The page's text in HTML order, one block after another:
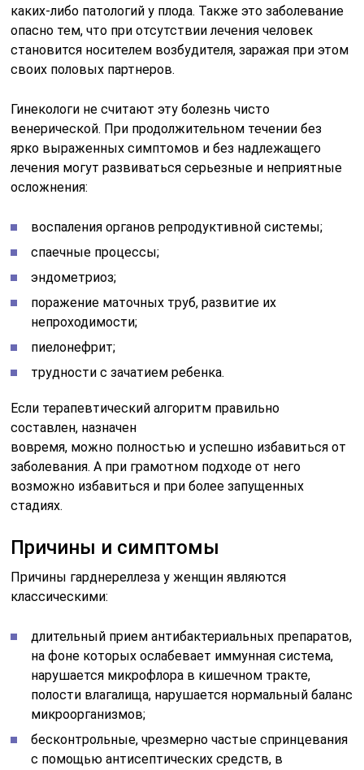
каких-либо патологий у плода. Также это заболевание
опасно тем, что при отсутствии лечения человек
становится носителем возбудителя, заражая при этом
своих половых партнеров.
Гинекологи не считают эту болезнь чисто
венерической. При продолжительном течении без
ярко выраженных симптомов и без надлежащего
лечения могут развиваться серьезные и неприятные
осложнения:
воспаления органов репродуктивной системы;
спаечные процессы;
эндометриоз;
поражение маточных труб, развитие их
непроходимости;
пиелонефрит;
трудности с зачатием ребенка.
Если терапевтический алгоритм правильно
составлен, назначен
вовремя, можно полностью и успешно избавиться от
заболевания. А при грамотном подходе от него
возможно избавиться и при более запущенных
стадиях.
Причины и симптомы
Причины гарднереллеза у женщин являются
классическими:
длительный прием антибактериальных препаратов,
на фоне которых ослабевает иммунная система,
нарушается микрофлора в кишечном тракте,
полости влагалища, нарушается нормальный баланс
микроорганизмов;
бесконтрольные, чрезмерно частые спринцевания
с помощью антисептических средств, в